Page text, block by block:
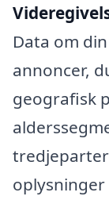
Data om
annoncer,
geografisk
oplysninger